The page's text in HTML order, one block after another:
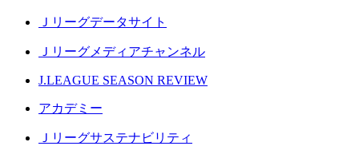
Ｊリーグデータサイト
Ｊリーグメディアチャンネル
J.LEAGUE SEASON REVIEW
アカデミー
Ｊリーグサステナビリティ